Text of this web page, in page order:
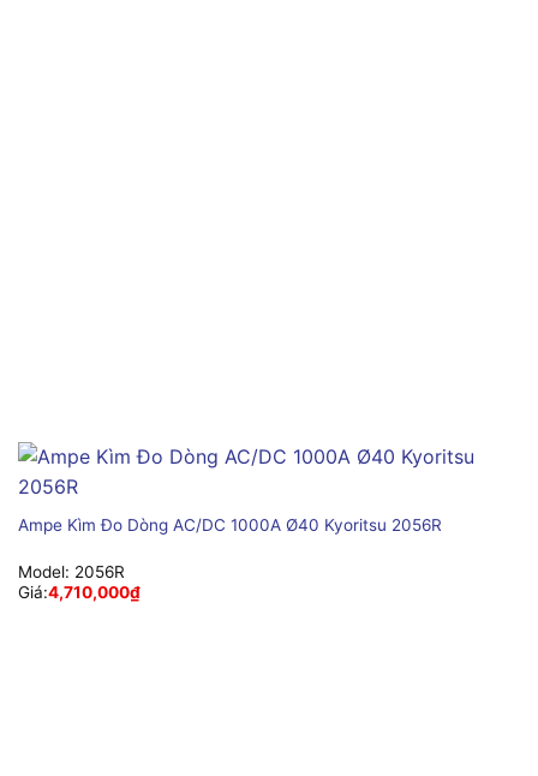
Ampe Kìm Đo Dòng AC/DC 1000A Ø40 Kyoritsu 2056R
Model: 2056R
Giá:4,710,000₫